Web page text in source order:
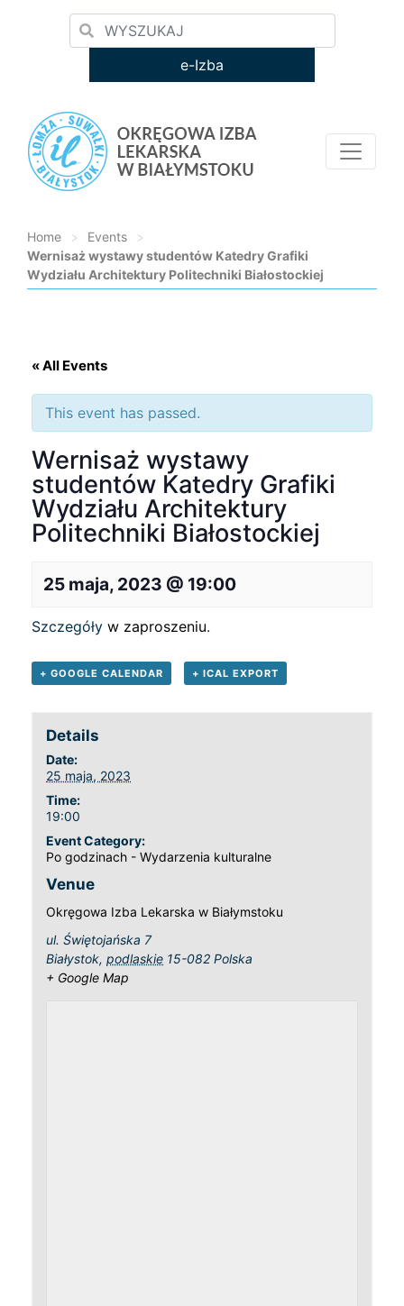
e-Izba
Home > Events
>
Wernisaż wystawy studentów Katedry Grafiki
Wydziału Architektury Politechniki Białostockiej
« All Events
This event has passed.
Wernisaż wystawy
studentów Katedry Grafiki
Wydziału Architektury
Politechniki Białostockiej
25 maja, 2023 @ 19:00
Szczegóły w zaproszeniu.
+ GOOGLE CALENDAR + ICAL EXPORT
Details
Date:
25 maja, 2023
Time:
19:00
Event Category:
Po godzinach - Wydarzenia kulturalne
Venue
Okręgowa Izba Lekarska w Białymstoku
ul. Świętojańska 7
Białystok, podlaskie 15-082 Polska
+ Google Map